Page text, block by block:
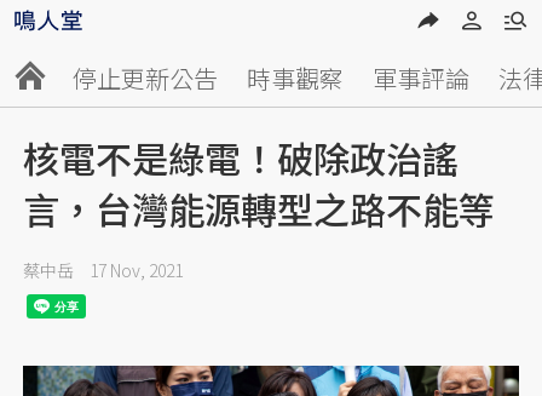
停止更新公告 時事觀察 軍事評論 法
核電不是綠電！破除政治謠
言，台灣能源轉型之路不能等
蔡中岳 17 Nov, 2021